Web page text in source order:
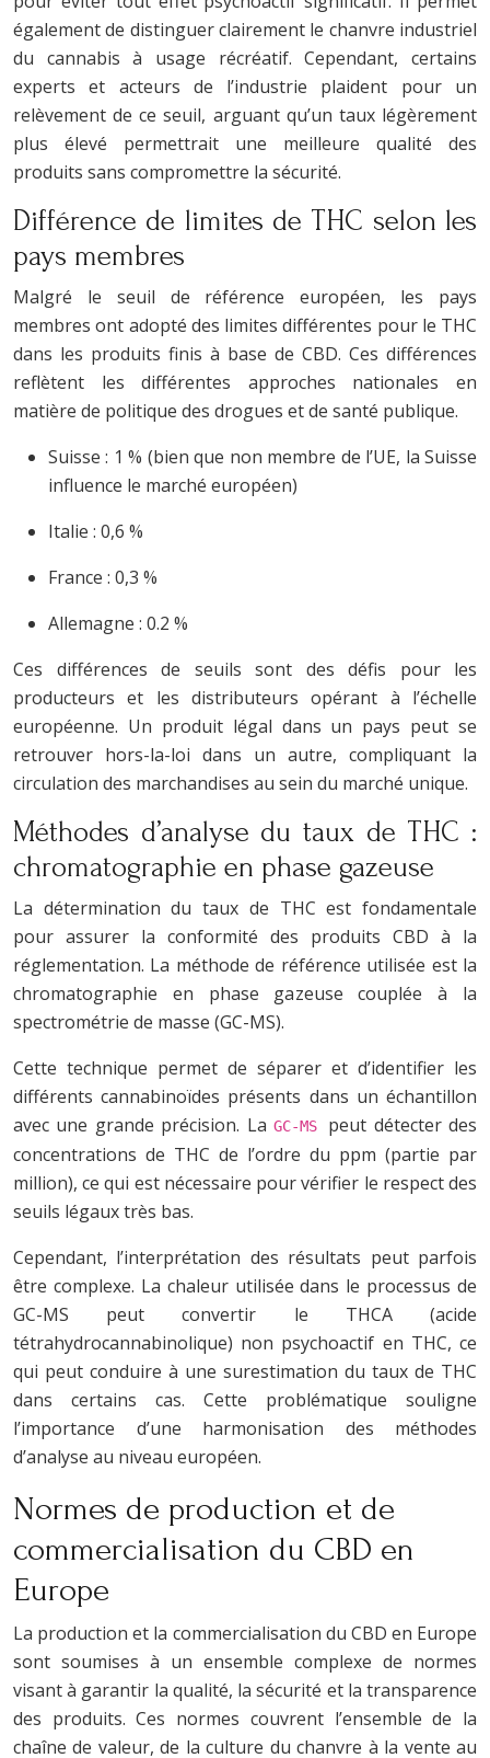
également de distinguer clairement le chanvre industriel
du cannabis à usage récréatif. Cependant, certains
experts et acteurs de l’industrie plaident pour un
relèvement de ce seuil, arguant qu’un taux légèrement
plus élevé permettrait une meilleure qualité des
produits sans compromettre la sécurité.
Différence de limites de THC selon les
pays membres
Malgré le seuil de référence européen, les pays
membres ont adopté des limites différentes pour le THC
dans les produits finis à base de CBD. Ces différences
reflètent les différentes approches nationales en
matière de politique des drogues et de santé publique.
Suisse : 1 % (bien que non membre de l’UE, la Suisse
influence le marché européen)
Italie : 0,6 %
France : 0,3 %
Allemagne : 0.2 %
Ces différences de seuils sont des défis pour les
producteurs et les distributeurs opérant à l’échelle
européenne. Un produit légal dans un pays peut se
retrouver hors-la-loi dans un autre, compliquant la
circulation des marchandises au sein du marché unique.
Méthodes d’analyse du taux de THC :
chromatographie en phase gazeuse
La détermination du taux de THC est fondamentale
pour assurer la conformité des produits CBD à la
réglementation. La méthode de référence utilisée est la
chromatographie en phase gazeuse couplée à la
spectrométrie de masse (GC-MS).
Cette technique permet de séparer et d’identifier les
différents cannabinoïdes présents dans un échantillon
avec une grande précision. La GC-MS peut détecter des
concentrations de THC de l’ordre du ppm (partie par
million), ce qui est nécessaire pour vérifier le respect des
seuils légaux très bas.
Cependant, l’interprétation des résultats peut parfois
être complexe. La chaleur utilisée dans le processus de
GC-MS peut convertir le THCA (acide
tétrahydrocannabinolique) non psychoactif en THC, ce
qui peut conduire à une surestimation du taux de THC
dans certains cas. Cette problématique souligne
l’importance d’une harmonisation des méthodes
d’analyse au niveau européen.
Normes de production et de
commercialisation du CBD en
Europe
La production et la commercialisation du CBD en Europe
sont soumises à un ensemble complexe de normes
visant à garantir la qualité, la sécurité et la transparence
des produits. Ces normes couvrent l’ensemble de la
chaîne de valeur, de la culture du chanvre à la vente au